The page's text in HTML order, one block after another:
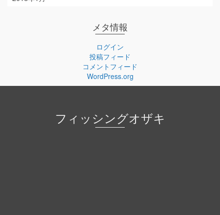
メタ情報
ログイン
投稿フィード
コメントフィード
WordPress.org
フィッシングオザキ